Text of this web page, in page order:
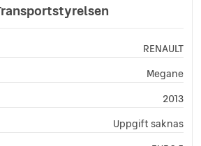
RENAULT
Megane
2013
Uppgift saknas